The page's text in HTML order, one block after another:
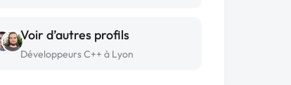
Voir d’autres profils
Développeurs C++ à Lyon